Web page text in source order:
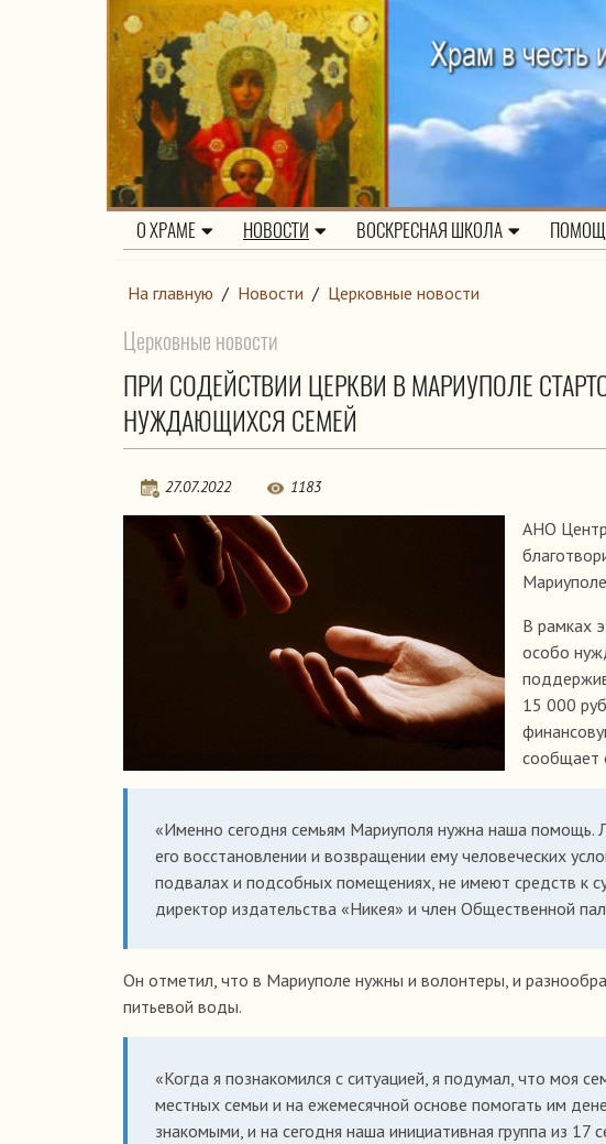
О ХРАМЕ НОВОСТИ ВОСКРЕСНАЯ ШКОЛА
На главную / Новости / Церковные новости
Церковные новости
ПРИ СОДЕЙСТВИИ ЦЕРКВИ В МАРИУПОЛЕ
НУЖДАЮЩИХСЯ СЕМЕЙ
27.07.2022 1183
АНО Центр
В рамках
особо
15 000
сообщает
«Именно сегодня семьям Мариуполя нужна наша
его восстановлении и возвращении ему человеческих
подвалах и подсобных помещениях, не имеют средств к
директор издательства «Никея» и член Общественной
Он отметил, что в Мариуполе нужны и волонтеры, и
питьевой воды.
«Когда я познакомился с ситуацией, я подумал, что моя
местных семьи и на ежемесячной основе помогать им
знакомыми, и на сегодня наша инициативная группа из